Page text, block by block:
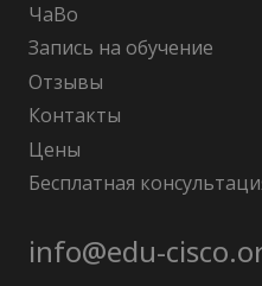
ЧаВо
Запись на обучение
Отзывы
Контакты
Цены
Бесплатная
info@edu-